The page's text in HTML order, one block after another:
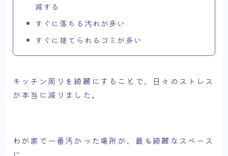
減する
すぐに落ちる汚れが多い
すぐに捨てられるゴミが多い
キッチン周りを綺麗にすることで、日々のストレス
が本当に減りました。
わが家で一番汚かった場所が、最も綺麗なスペース